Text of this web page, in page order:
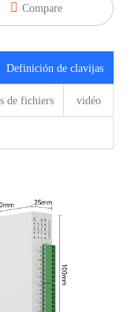
 Compare
Definición de clavijas
de fichiers vidéo